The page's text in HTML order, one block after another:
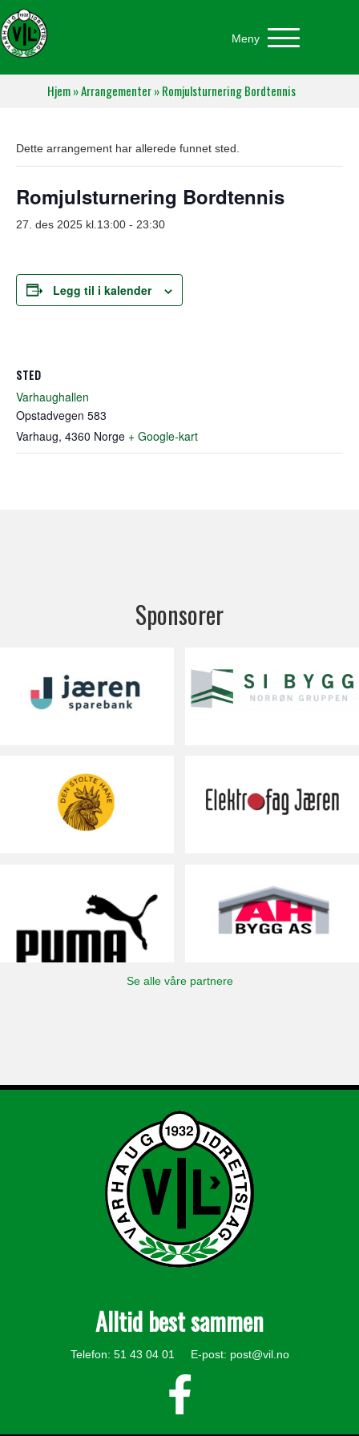
Meny
Hjem»Arrangementer»Romjulsturnering Bordtennis
Dette arrangement har allerede funnet sted.
Romjulsturnering Bordtennis
27. des 2025 kl.13:00 - 23:30
Legg til i kalender
STED
Varhaughallen
Opstadvegen 583
Varhaug, 4360 Norge + Google-kart
Sponsorer
Se alle våre partnere
Alltid best sammen
Telefon: 51 43 04 01 E-post: post@vil.no